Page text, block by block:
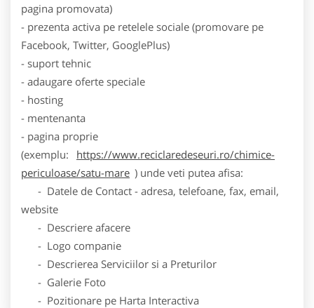
pagina promovata)
- prezenta activa pe retelele sociale (promovare pe
Facebook, Twitter, GooglePlus)
- suport tehnic
- adaugare oferte speciale
- hosting
- mentenanta
- pagina proprie
(exemplu:
https://www.reciclaredeseuri.ro/chimice-
periculoase/satu-mare ) unde veti putea afisa:
- Datele de Contact - adresa, telefoane, fax, email,
website
- Descriere afacere
- Logo companie
- Descrierea Serviciilor si a Preturilor
- Galerie Foto
- Pozitionare pe Harta Interactiva